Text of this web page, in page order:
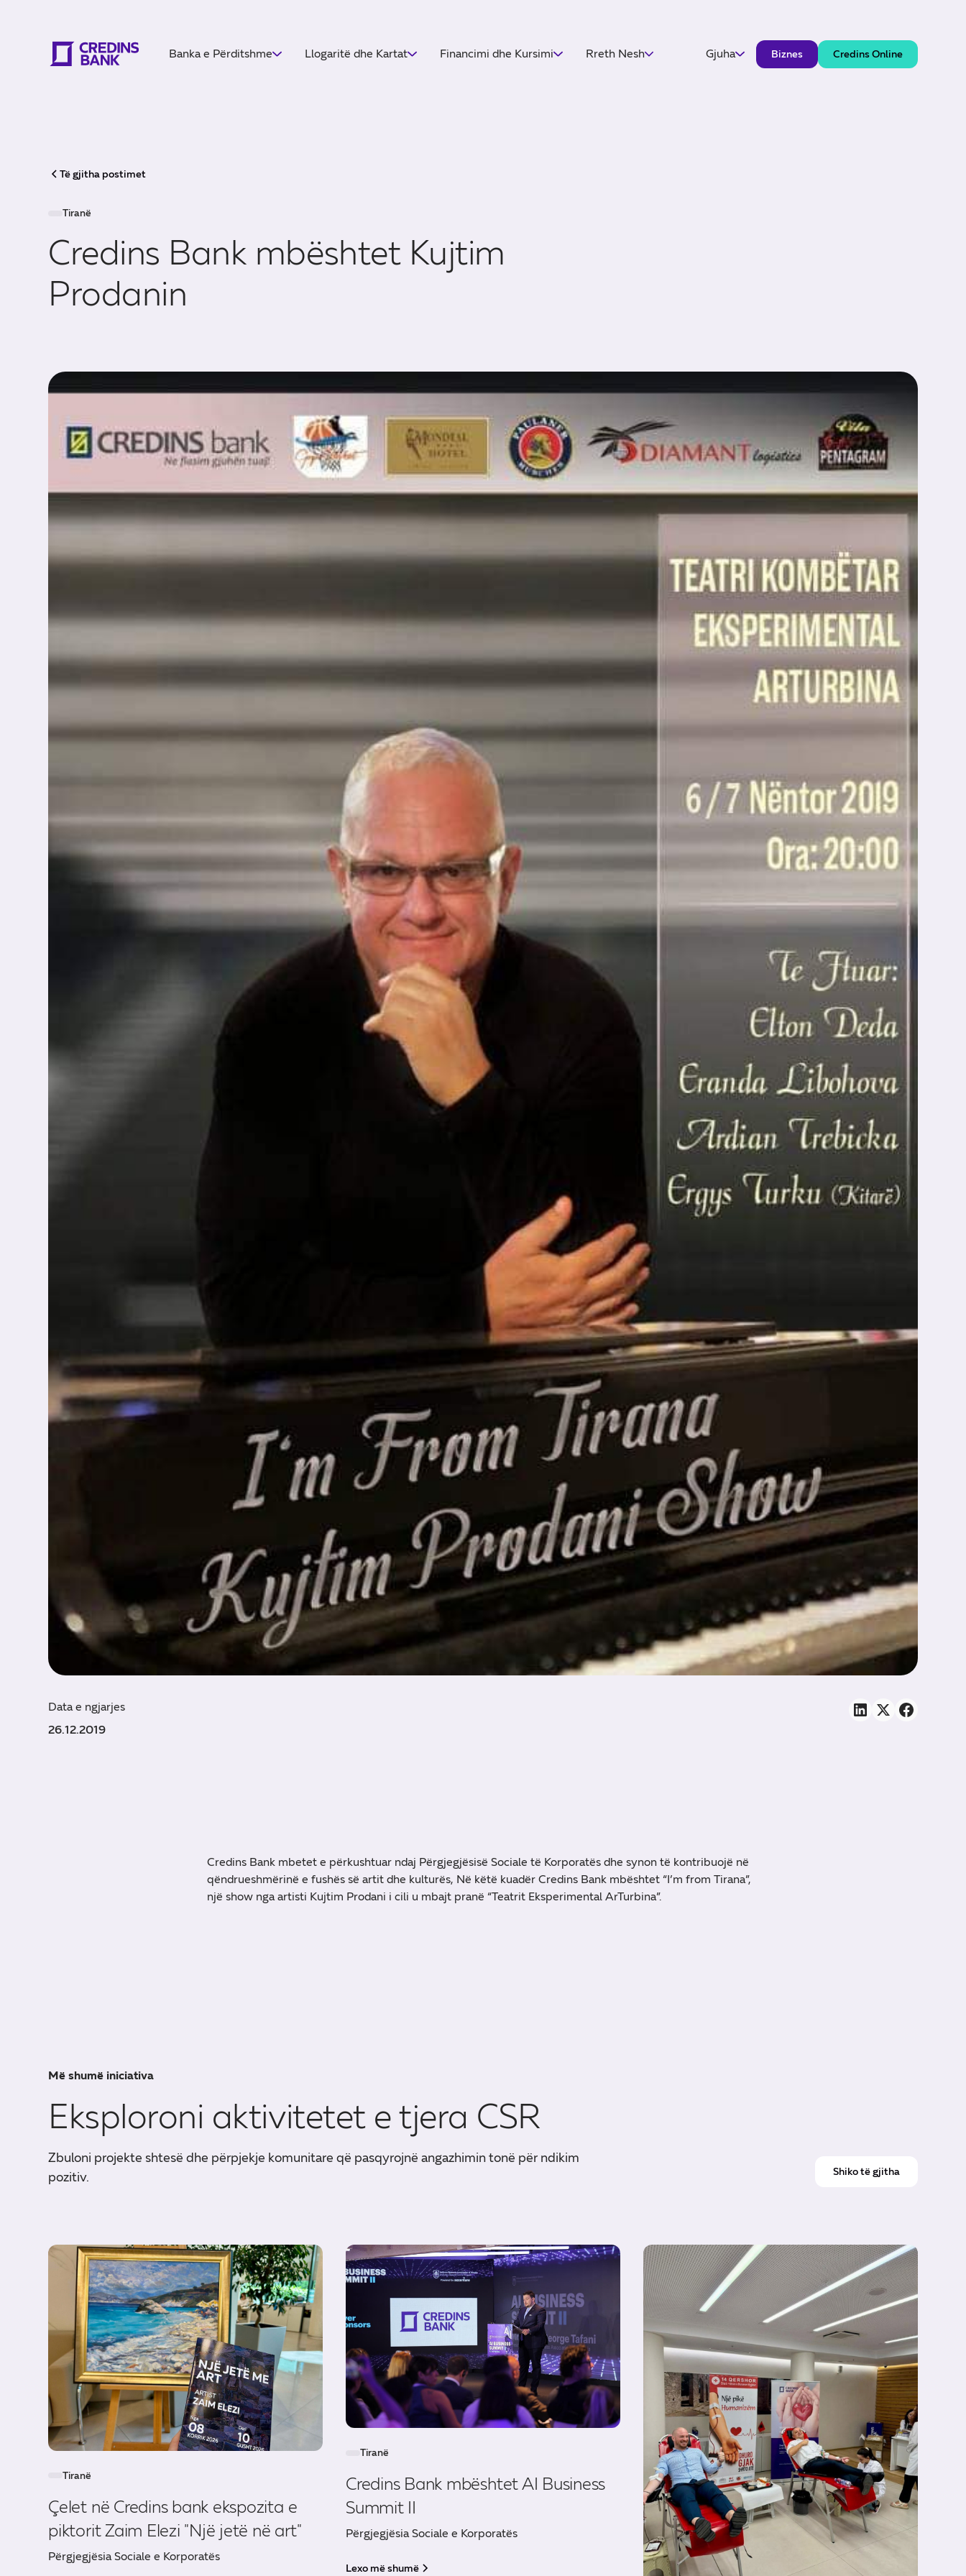
Banka e Përditshme Llogaritë dhe Kartat Financimi dhe Kursimi Rreth Nesh Gjuha Biznes Credins Online
Të gjitha postimet
Tiranë
Credins Bank mbështet Kujtim
Prodanin
Data e ngjarjes
26.12.2019
Credins Bank mbetet e përkushtuar ndaj Përgjegjësisë Sociale të Korporatës dhe synon të kontribuojë në
qëndrueshmërinë e fushës së artit dhe kulturës, Në këtë kuadër Credins Bank mbështet “I’m from Tirana”,
një show nga artisti Kujtim Prodani i cili u mbajt pranë “Teatrit Eksperimental ArTurbina”.
Më shumë iniciativa
Eksploroni aktivitetet e tjera CSR
Zbuloni projekte shtesë dhe përpjekje komunitare që pasqyrojnë angazhimin tonë për ndikim
pozitiv.
Shiko të gjitha
Tiranë
Çelet në Credins bank ekspozita e
piktorit Zaim Elezi "Një jetë në art"
Përgjegjësia Sociale e Korporatës
Tiranë
Credins Bank mbështet AI Business
Summit II
Përgjegjësia Sociale e Korporatës
Lexo më shumë